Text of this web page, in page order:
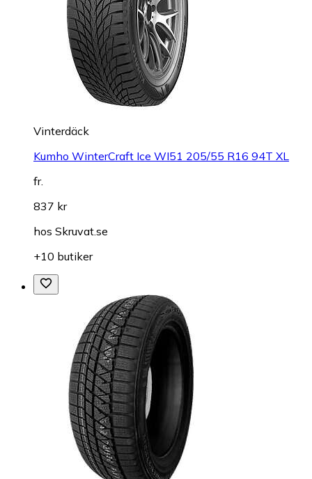
Vinterdäck
Kumho WinterCraft Ice WI51 205/55 R16 94T XL
fr.
837 kr
hos Skruvat.se
+10 butiker